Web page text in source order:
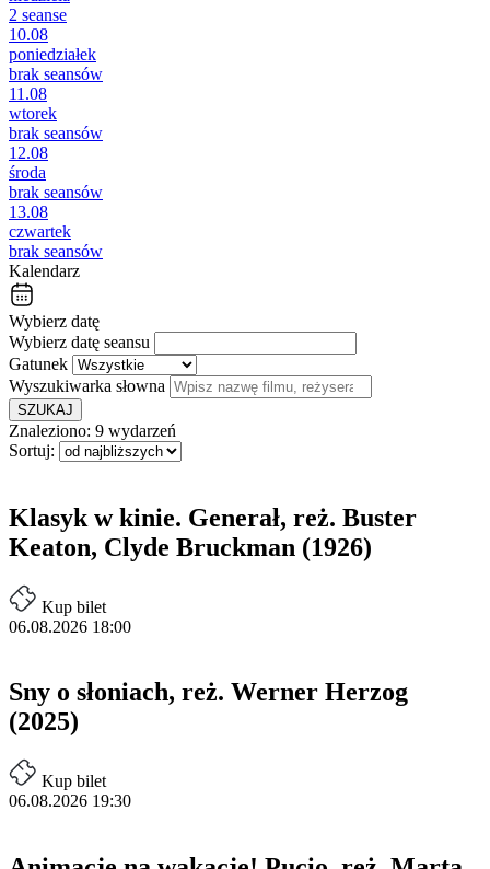
2 seanse
10.08
poniedziałek
brak seansów
11.08
wtorek
brak seansów
12.08
środa
brak seansów
13.08
czwartek
brak seansów
Kalendarz
Wybierz datę
Wybierz datę seansu
Gatunek
Wyszukiwarka słowna
SZUKAJ
Znaleziono: 9 wydarzeń
Sortuj:
Klasyk w kinie. Generał, reż. Buster
Keaton, Clyde Bruckman (1926)
Kup bilet
06.08.2026 18:00
Sny o słoniach, reż. Werner Herzog
(2025)
Kup bilet
06.08.2026 19:30